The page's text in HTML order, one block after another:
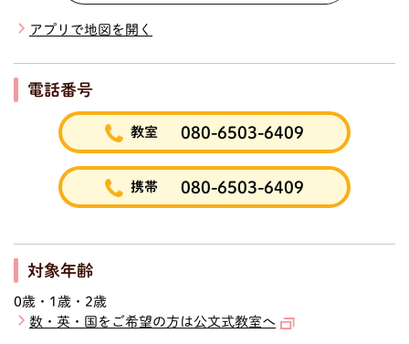
アプリで地図を開く
電話番号
教室 080-6503-6409
携帯 080-6503-6409
対象年齢
0歳・1歳・2歳
数・英・国をご希望の方は公文式教室へ